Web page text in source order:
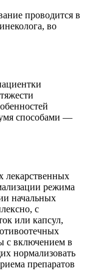
проводится в
во
способами —
лекарственных
режима
начальных
с
или капсул,
с включением в
нормализовать
препаратов